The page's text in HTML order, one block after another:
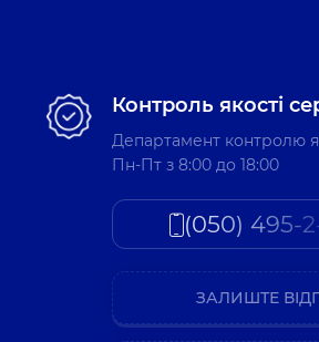
Контроль якості
Департамент контролю
Пн-Пт з 8:00 до 18:00
(050) 495-
ЗАЛИШТЕ